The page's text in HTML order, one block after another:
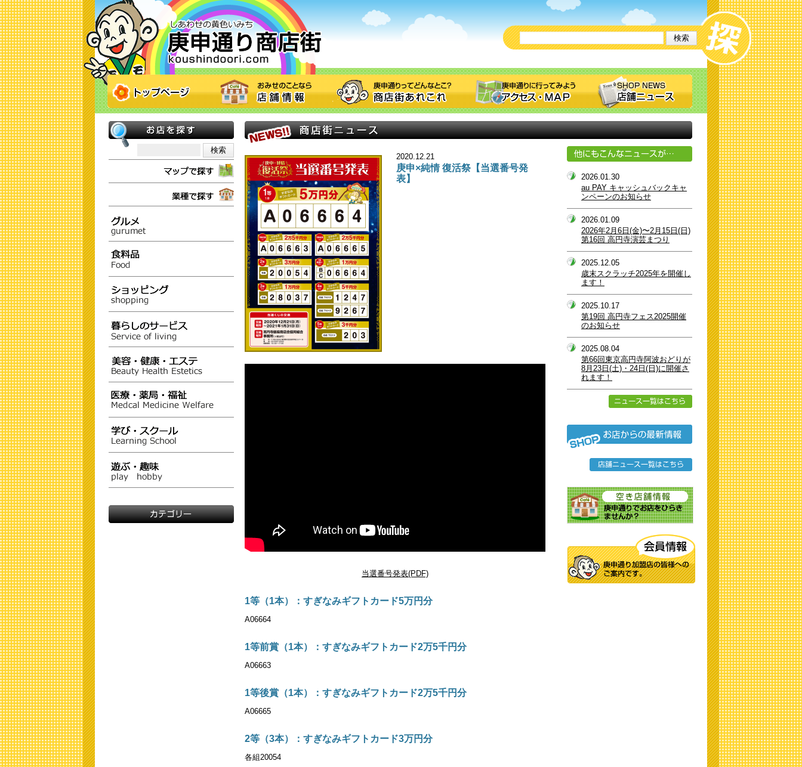
2020.12.21
庚申×純情 復活祭【当選番号発
表】
当選番号発表(PDF)
1等（1本）：すぎなみギフトカード5万円分
A06664
1等前賞（1本）：すぎなみギフトカード2万5千円分
A06663
1等後賞（1本）：すぎなみギフトカード2万5千円分
A06665
2等（3本）：すぎなみギフトカード3万円分
各組20054
2026.01.30
au PAY キャッシュバックキャ
ンペーンのお知らせ
2026.01.09
2026年2月6日(金)〜2月15日(日)
第16回 高円寺演芸まつり
2025.12.05
歳末スクラッチ2025年を開催し
ます！
2025.10.17
第19回 高円寺フェス2025開催
のお知らせ
2025.08.04
第66回東京高円寺阿波おどりが
8月23日(土)・24日(日)に開催さ
れます！